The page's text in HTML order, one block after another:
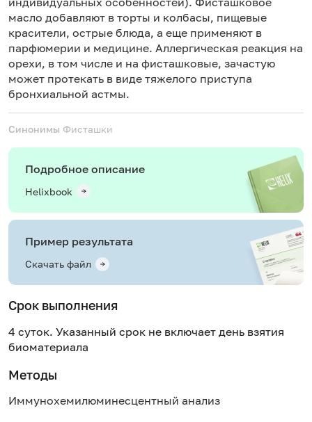
масло добавляют в торты и колбасы, пищевые
красители, острые блюда, а еще применяют в
парфюмерии и медицине. Аллергическая реакция на
орехи, в том числе и на фисташковые, зачастую
может протекать в виде тяжелого приступа
бронхиальной астмы.
Синонимы Фисташки
Подробное описание
Helixbook
Пример результата
Скачать файл
Срок выполнения
4 суток. Указанный срок не включает день взятия
биоматериала
Методы
Иммунохемилюминесцентный анализ